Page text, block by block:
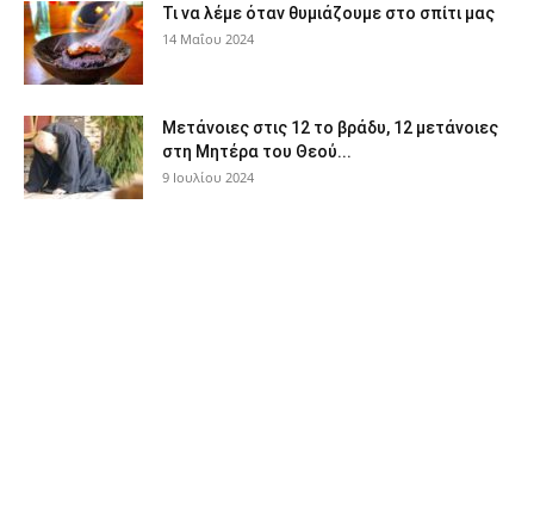
Τι να λέμε όταν θυμιάζουμε στο σπίτι μας
14 Μαΐου 2024
Μετάνοιες στις 12 το βράδυ, 12 μετάνοιες
στη Μητέρα του Θεού...
9 Ιουλίου 2024